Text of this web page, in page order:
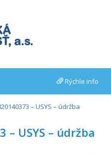
Rýchle info
– USYS – údržba
– USYS – údržba